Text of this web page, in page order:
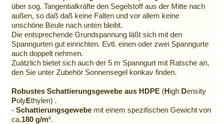
über sog. Tangentialkräfte den Segelstoff aus der Mitte nach
außen, so daß daß keine Falten und vor allem keine
unschöne Beule nach unten bleibt.
Die entsprechende Grundspannung läßt sich mit den
Spanngurten gut einrichten. Evtl. einen oder zwei Spanngurte
auch doppelt nehmen.
Zuätzlich bietet sich auch der 5 m Spanngurt mit Ratsche an,
den Sie unter Zubehör Sonnensegel konkav finden.
Robustes Schattierungsgewebe aus HDPE (High Density
PolyEthylen) .
- Schattierungsgewebe mit einem spezifischen Gewicht von
ca.180 g/m².